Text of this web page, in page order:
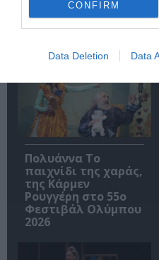
CONFIRM
Data Deletion Data
Πολυάννα Το
παιχνίδι της χαράς,
της Κάρμεν
Ρουγγέρη στο 55ο
Φεστιβάλ Ολύμπου
2026